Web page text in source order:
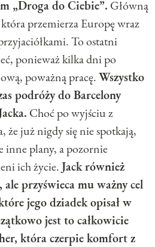
„Droga do Ciebie”. Główną
przemierza Europę wraz
To ostatni
ponieważ kilka dni po
poważną pracę.Wszystko
podróży do Barcelony
Choć po wyjściu z
że już nigdy się nie spotkają,
inne plany, a pozornie
ich życie.Jack również
przyświeca mu ważny cel
jego dziadek opisał w
jest to całkowicie
która czerpie komfort z